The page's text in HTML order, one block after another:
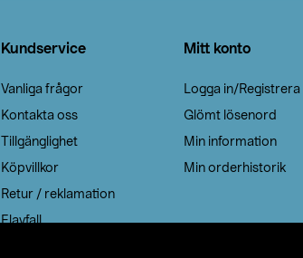
Kundservice
Vanliga frågor
Kontakta oss
Tillgänglighet
Köpvillkor
Retur / reklamation
Elavfall
Mitt konto
Logga in/Registrera
Glömt lösenord
Min information
Min orderhistorik